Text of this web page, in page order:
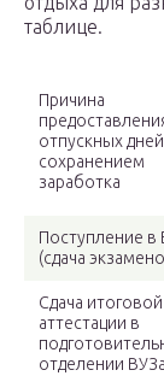
таблице.
Причина
отпускных
сохранением
заработка
Поступление в
(сдача
Сдача итоговой
аттестации в
отделении ВУЗа